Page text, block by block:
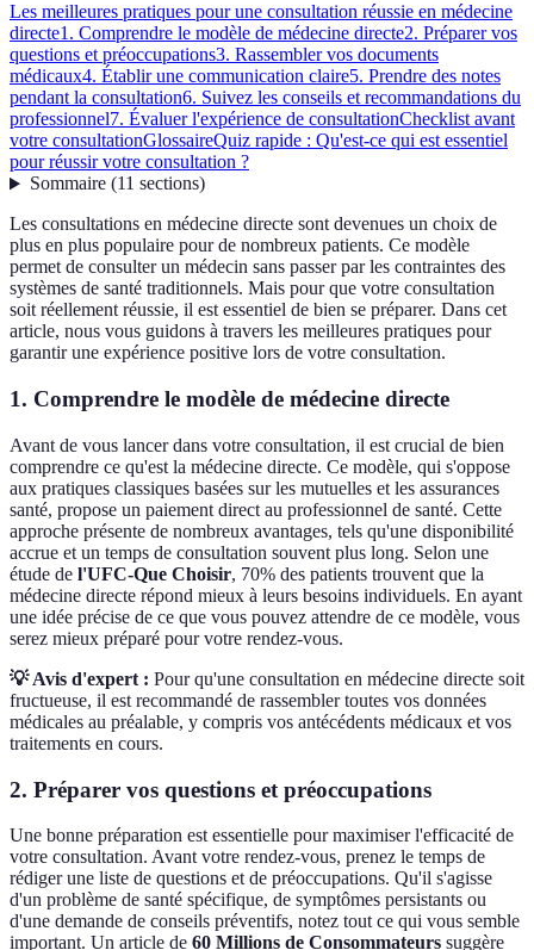
Les meilleures pratiques pour une consultation réussie en médecine
directe1. Comprendre le modèle de médecine directe2. Préparer vos
questions et préoccupations3. Rassembler vos documents
médicaux4. Établir une communication claire5. Prendre des notes
pendant la consultation6. Suivez les conseils et recommandations du
professionnel7. Évaluer l'expérience de consultationChecklist avant
votre consultationGlossaireQuiz rapide : Qu'est-ce qui est essentiel
pour réussir votre consultation ?
Sommaire(11 sections)
Les consultations en médecine directe sont devenues un choix de
plus en plus populaire pour de nombreux patients. Ce modèle
permet de consulter un médecin sans passer par les contraintes des
systèmes de santé traditionnels. Mais pour que votre consultation
soit réellement réussie, il est essentiel de bien se préparer. Dans cet
article, nous vous guidons à travers les meilleures pratiques pour
garantir une expérience positive lors de votre consultation.
1. Comprendre le modèle de médecine directe
Avant de vous lancer dans votre consultation, il est crucial de bien
comprendre ce qu'est la médecine directe. Ce modèle, qui s'oppose
aux pratiques classiques basées sur les mutuelles et les assurances
santé, propose un paiement direct au professionnel de santé. Cette
approche présente de nombreux avantages, tels qu'une disponibilité
accrue et un temps de consultation souvent plus long. Selon une
étude de l'UFC-Que Choisir, 70% des patients trouvent que la
médecine directe répond mieux à leurs besoins individuels. En ayant
une idée précise de ce que vous pouvez attendre de ce modèle, vous
serez mieux préparé pour votre rendez-vous.
💡 Avis d'expert : Pour qu'une consultation en médecine directe soit
fructueuse, il est recommandé de rassembler toutes vos données
médicales au préalable, y compris vos antécédents médicaux et vos
traitements en cours.
2. Préparer vos questions et préoccupations
Une bonne préparation est essentielle pour maximiser l'efficacité de
votre consultation. Avant votre rendez-vous, prenez le temps de
rédiger une liste de questions et de préoccupations. Qu'il s'agisse
d'un problème de santé spécifique, de symptômes persistants ou
d'une demande de conseils préventifs, notez tout ce qui vous semble
important. Un article de 60 Millions de Consommateurs suggère